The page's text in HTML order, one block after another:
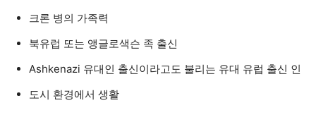
크론 병의 가족력
북유럽 또는 앵글로색슨 족 출신
Ashkenazi 유대인 출신이라고도 불리는 유대 유럽 출신 인
도시 환경에서 생활